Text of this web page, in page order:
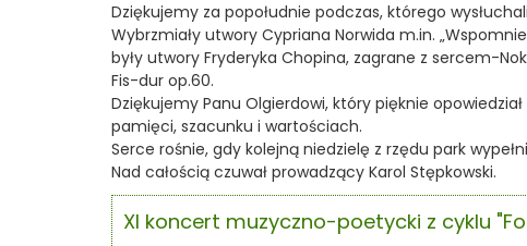
Dziękujemy za popołudnie podczas, którego
Wybrzmiały utwory Cypriana Norwida m.in.
były utwory Fryderyka Chopina, zagrane z sercem-
Fis-dur op.60.
Dziękujemy Panu Olgierdowi, który pięknie
pamięci, szacunku i wartościach.
Serce rośnie, gdy kolejną niedzielę z rzędu park
Nad całością czuwał prowadzący Karol Stępkowski.
XI koncert muzyczno-poetycki z cyklu